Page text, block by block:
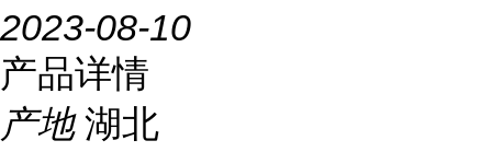
2023-08-10
产品详情
产地 湖北